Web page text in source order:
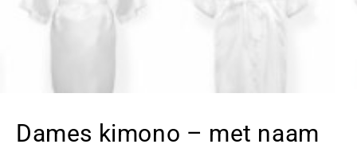
Dames kimono – met naam